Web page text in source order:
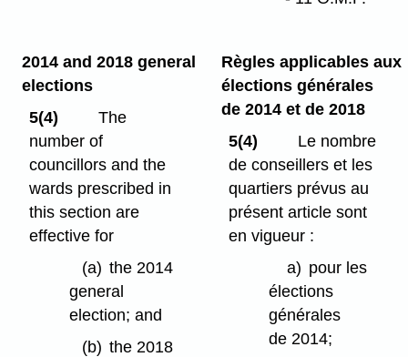
2014 and 2018 general
elections
5(4)
The
number of
councillors and the
wards prescribed in
this section are
effective for
(a) the 2014
general
election; and
(b) the 2018
Règles applicables aux
élections générales
de 2014 et de 2018
5(4)
Le nombre
de conseillers et les
quartiers prévus au
présent article sont
en vigueur :
a) pour les
élections
générales
de 2014;